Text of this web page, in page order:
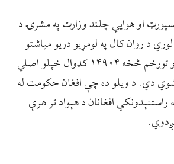
او هوايي چلند وزارت په مشرۍ د
د روان کال په لومړیو دريو میاشتو
کې له سپین بولدک او تورخم څخه ۱۴۹۰۴ کډوال خپلو اصلي
شوي دي. د ویلو ده چې افغان حکومت له
افغانان د هېواد تر هرې